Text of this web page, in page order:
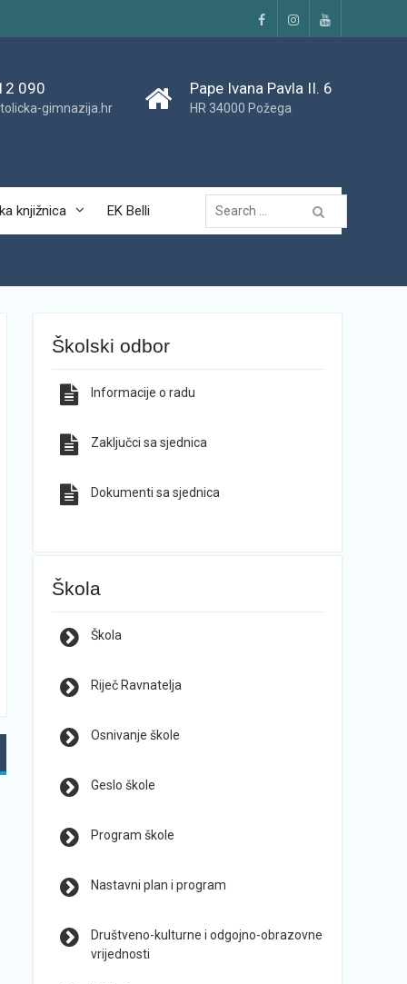
FacebookInstagramYouTube
090
gimnazija.hr
Pape Ivana Pavla II. 6
HR 34000 Požega
knjižnica EK Belli
Traži...
Školski odbor
Informacije o radu
Zaključci sa sjednica
Dokumenti sa sjednica
Škola
Škola
Riječ Ravnatelja
Osnivanje škole
Geslo škole
Program škole
Nastavni plan i program
Društveno-kulturne i odgojno-obrazovne
vrijednosti